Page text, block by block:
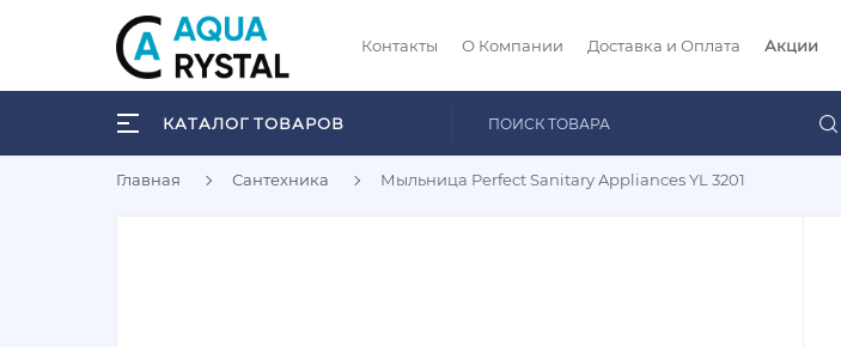
Контакты О Компании Доставка и Оплата Акции
КАТАЛОГ ТОВАРОВ
Главная Сантехника Мыльница Perfect Sanitary Appliances YL 3201